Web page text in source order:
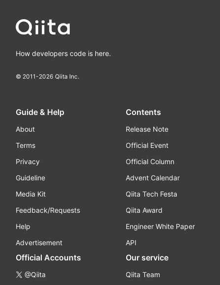
How developers code is here.
© 2011-2026 Qiita Inc.
Guide & Help
About
Terms
Privacy
Guideline
Media Kit
Feedback/Requests
Help
Advertisement
Contents
Release Note
Official Event
Official Column
Advent Calendar
Qiita Tech Festa
Qiita Award
Engineer White Paper
API
Official Accounts
@Qiita
Our service
Qiita Team